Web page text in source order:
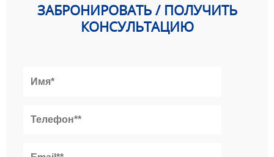
ЗАБРОНИРОВАТЬ / ПОЛУЧИТЬ
КОНСУЛЬТАЦИЮ